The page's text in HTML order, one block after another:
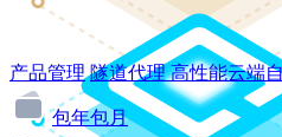
产品管理 隧道代理 高性能云端
包年包月